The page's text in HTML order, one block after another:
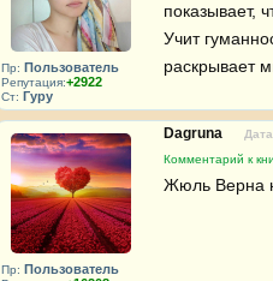
Пр: Пользователь
Репутация:+2922
Ст: Гуру
показывает,
Учит
раскрывает
Пр: Пользователь
Dagruna
Комментарий к
Жюль Верна